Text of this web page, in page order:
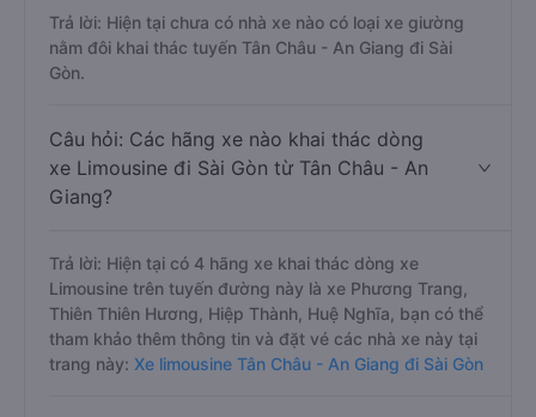
Trả lời: Hiện tại chưa có nhà xe nào có loại xe giường
nằm đôi khai thác tuyến Tân Châu - An Giang đi Sài
Gòn.
Câu hỏi: Các hãng xe nào khai thác dòng
xe Limousine đi Sài Gòn từ Tân Châu - An
Giang?
Trả lời: Hiện tại có 4 hãng xe khai thác dòng xe
Limousine trên tuyến đường này là xe Phương Trang,
Thiên Thiên Hương, Hiệp Thành, Huệ Nghĩa, bạn có thể
tham khảo thêm thông tin và đặt vé các nhà xe này tại
trang này: Xe limousine Tân Châu - An Giang đi Sài Gòn